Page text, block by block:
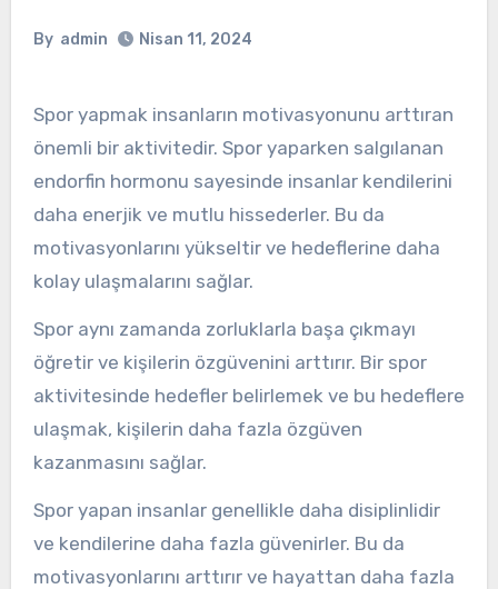
By admin Nisan 11, 2024
Spor yapmak insanların motivasyonunu arttıran
önemli bir aktivitedir. Spor yaparken salgılanan
endorfin hormonu sayesinde insanlar kendilerini
daha enerjik ve mutlu hissederler. Bu da
motivasyonlarını yükseltir ve hedeflerine daha
kolay ulaşmalarını sağlar.
Spor aynı zamanda zorluklarla başa çıkmayı
öğretir ve kişilerin özgüvenini arttırır. Bir spor
aktivitesinde hedefler belirlemek ve bu hedeflere
ulaşmak, kişilerin daha fazla özgüven
kazanmasını sağlar.
Spor yapan insanlar genellikle daha disiplinlidir
ve kendilerine daha fazla güvenirler. Bu da
motivasyonlarını arttırır ve hayattan daha fazla